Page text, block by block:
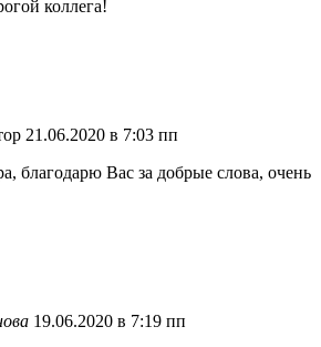
коллега!
21.06.2020 в 7:03 пп
благодарю Вас за добрые слова, очень
19.06.2020 в 7:19 пп